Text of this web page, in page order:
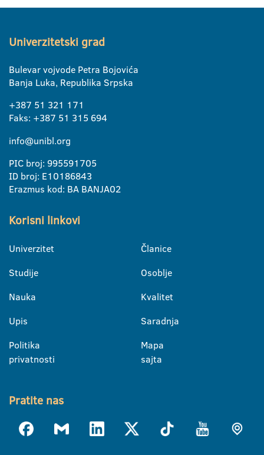
Univerzitetski grad
Bulevar vojvode Petra Bojovića
Banja Luka, Republika Srpska
+387 51 321 171
Faks: +387 51 315 694
info@unibl.org
PIC broj: 995591705
ID broj: E10186843
Erazmus kod: BA BANJA02
Korisni linkovi
Univerzitet
Studije
Nauka
Upis
Politika
privatnosti
Članice
Osoblje
Kvalitet
Saradnja
Mapa
sajta
Pratite nas